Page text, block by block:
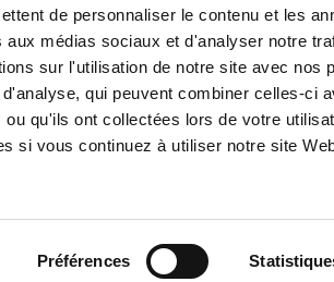
de personnaliser le contenu et les
aux médias sociaux et d'analyser notre
sur l'utilisation de notre site avec nos
qui peuvent combiner celles-ci
qu'ils ont collectées lors de votre
si vous continuez à utiliser notre site
Préférences
and Article 28, paragraph 1-bis of the
way, it is provided an important guideline
the exact fulfilment of the law provisions on
of the linked-to-work stress risk.